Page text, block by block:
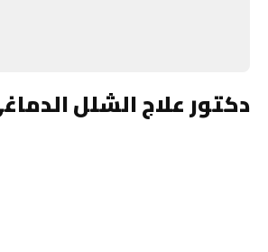
دكتور علاج الشلل الدماغي